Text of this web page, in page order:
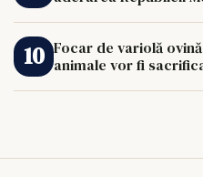
Focar de variolă
animale vor fi